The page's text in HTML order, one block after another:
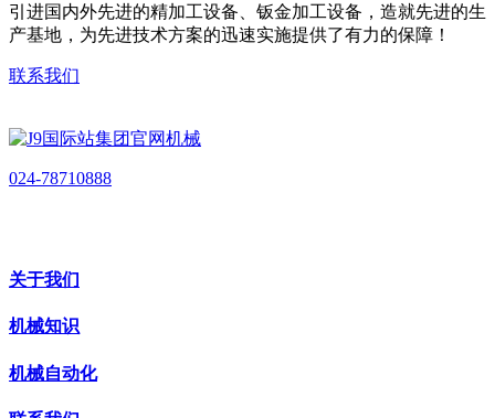
引进国内外先进的精加工设备、钣金加工设备，造就先进的生
产基地，为先进技术方案的迅速实施提供了有力的保障！
联系我们
024-78710888
关于我们
机械知识
机械自动化